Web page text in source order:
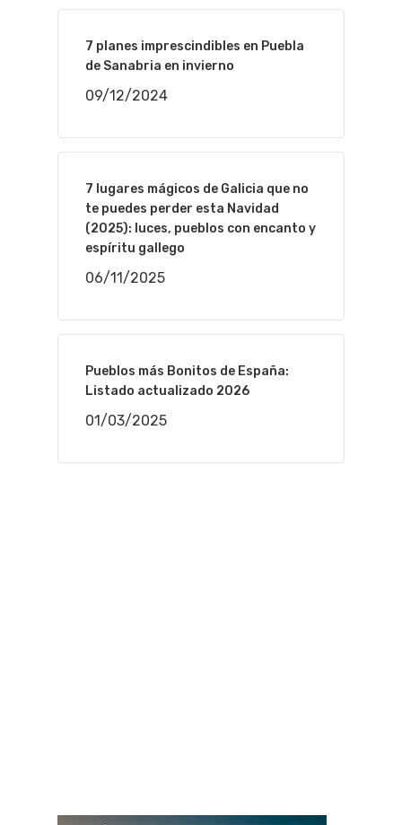
7 planes imprescindibles en Puebla
de Sanabria en invierno
09/12/2024
7 lugares mágicos de Galicia que no
te puedes perder esta Navidad
(2025): luces, pueblos con encanto y
espíritu gallego
06/11/2025
Pueblos más Bonitos de España:
Listado actualizado 2026
01/03/2025